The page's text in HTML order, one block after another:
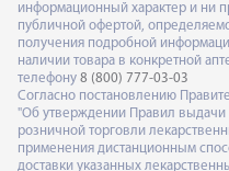
информационный характер и ни
публичной офертой,
получения подробной
наличии товара в конкретной
телефону 8 (800) 777-03-03
Согласно постановлению
"Об утверждении Правил
розничной торговли
применения дистанционным
доставки указанных